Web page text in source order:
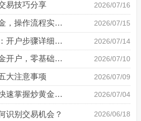
易技巧分享 2026/07/16
新手快速开户现货黄金，操作流程实操详解 2026/07/15
初次炒黄金开户必读：开户步骤详细说明 2026/07/14
如何快速完成现货黄金开户，零基础也能轻松上手 2026/07/10
大注意事项 2026/07/09
黄金投资基础教学，快速掌握炒黄金技巧 2026/07/04
识别交易机会？ 2026/06/18